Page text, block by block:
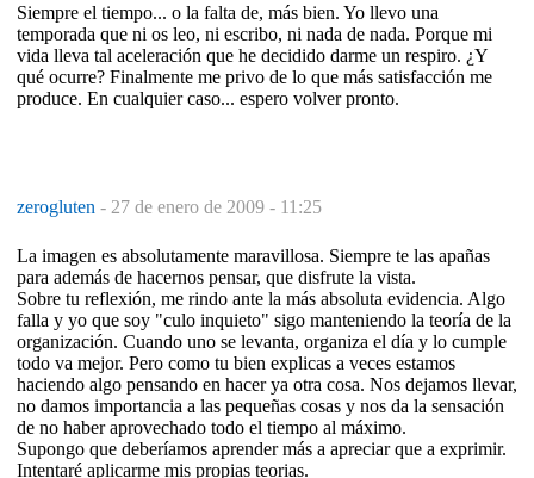
Siempre el tiempo... o la falta de, más bien. Yo llevo una
temporada que ni os leo, ni escribo, ni nada de nada. Porque mi
vida lleva tal aceleración que he decidido darme un respiro. ¿Y
qué ocurre? Finalmente me privo de lo que más satisfacción me
produce. En cualquier caso... espero volver pronto.
zerogluten - 27 de enero de 2009 - 11:25
La imagen es absolutamente maravillosa. Siempre te las apañas
para además de hacernos pensar, que disfrute la vista.
Sobre tu reflexión, me rindo ante la más absoluta evidencia. Algo
falla y yo que soy "culo inquieto" sigo manteniendo la teoría de la
organización. Cuando uno se levanta, organiza el día y lo cumple
todo va mejor. Pero como tu bien explicas a veces estamos
haciendo algo pensando en hacer ya otra cosa. Nos dejamos llevar,
no damos importancia a las pequeñas cosas y nos da la sensación
de no haber aprovechado todo el tiempo al máximo.
Supongo que deberíamos aprender más a apreciar que a exprimir.
Intentaré aplicarme mis propias teorias.